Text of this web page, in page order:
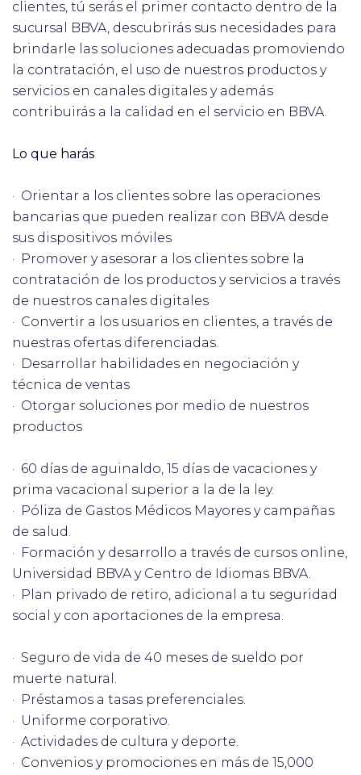
clientes, tú serás el primer contacto dentro de la
sucursal BBVA, descubrirás sus necesidades para
brindarle las soluciones adecuadas promoviendo
la contratación, el uso de nuestros productos y
servicios en canales digitales y además
contribuirás a la calidad en el servicio en BBVA.
Lo que harás
· Orientar a los clientes sobre las operaciones
bancarias que pueden realizar con BBVA desde
sus dispositivos móviles
· Promover y asesorar a los clientes sobre la
contratación de los productos y servicios a través
de nuestros canales digitales
· Convertir a los usuarios en clientes, a través de
nuestras ofertas diferenciadas.
· Desarrollar habilidades en negociación y
técnica de ventas
· Otorgar soluciones por medio de nuestros
productos
· 60 días de aguinaldo, 15 días de vacaciones y
prima vacacional superior a la de la ley.
· Póliza de Gastos Médicos Mayores y campañas
de salud.
· Formación y desarrollo a través de cursos online,
Universidad BBVA y Centro de Idiomas BBVA.
· Plan privado de retiro, adicional a tu seguridad
social y con aportaciones de la empresa.
· Seguro de vida de 40 meses de sueldo por
muerte natural.
· Préstamos a tasas preferenciales.
· Uniforme corporativo.
· Actividades de cultura y deporte.
· Convenios y promociones en más de 15,000